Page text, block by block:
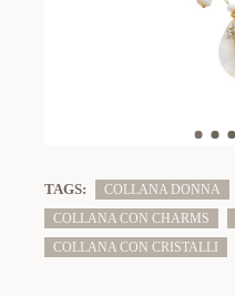
TAGS: COLLANA DONNA
COLLANA CON CHARMS
COLLANA CON CRISTALLI